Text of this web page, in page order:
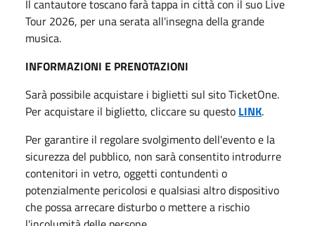
Il cantautore toscano farà tappa in città con il suo Live
Tour 2026, per una serata all'insegna della grande
musica.
INFORMAZIONI E PRENOTAZIONI
Sarà possibile acquistare i biglietti sul sito TicketOne.
Per acquistare il biglietto, cliccare su questo LINK.
Per garantire il regolare svolgimento dell'evento e la
sicurezza del pubblico, non sarà consentito introdurre
contenitori in vetro, oggetti contundenti o
potenzialmente pericolosi e qualsiasi altro dispositivo
che possa arrecare disturbo o mettere a rischio